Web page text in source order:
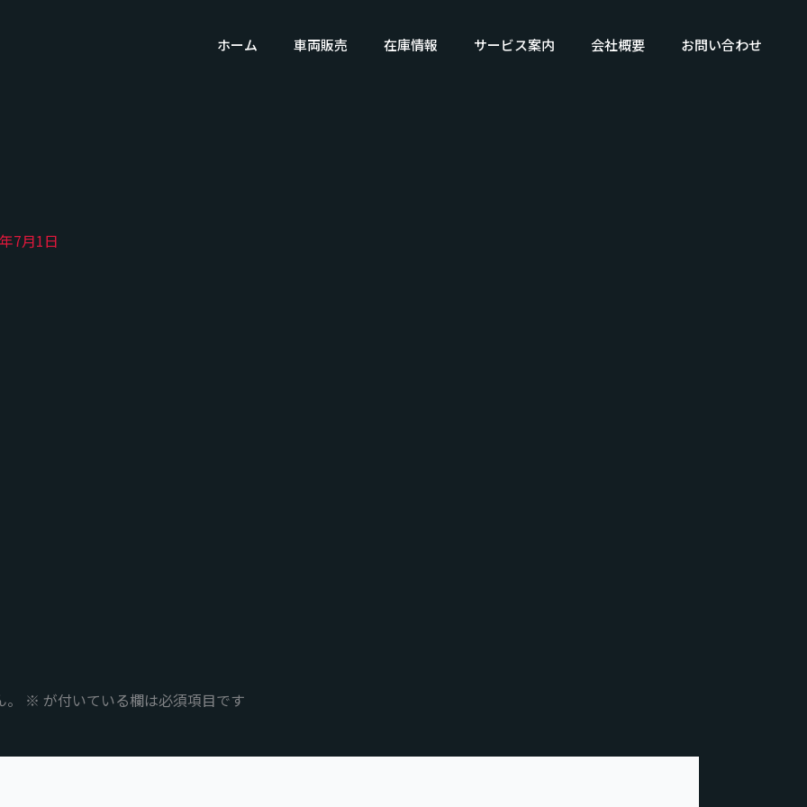
ホーム 車両販売 在庫情報 サービス案内 会社概要 お問い合わせ
7月1日
※ が付いている欄は必須項目です